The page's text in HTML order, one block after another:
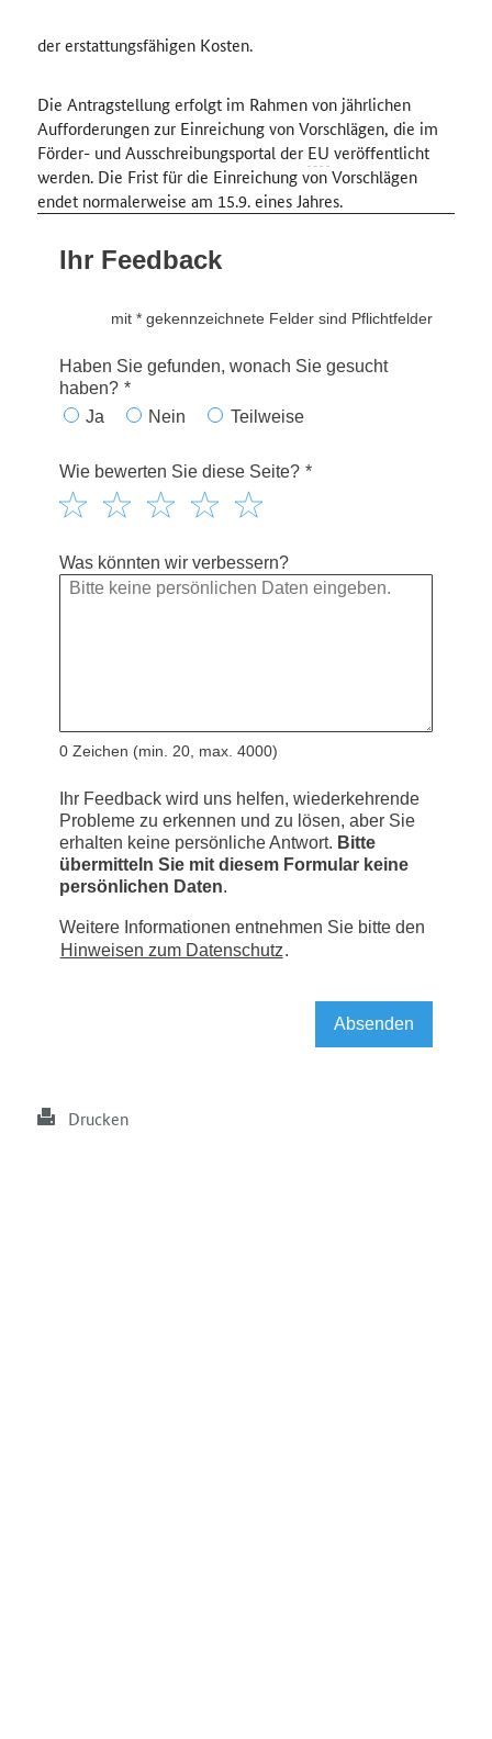
der erstattungsfähigen Kosten.
Die Antragstellung erfolgt im Rahmen von jährlichen
Aufforderungen zur Einreichung von Vorschlägen, die im
Förder- und Ausschreibungsportal der EU veröffentlicht
werden. Die Frist für die Einreichung von Vorschlägen
endet normalerweise am 15.9. eines Jahres.
Drucken